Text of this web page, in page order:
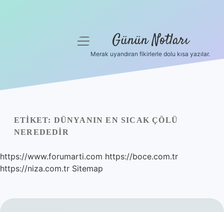
Yasal Uyarı
menüyü
Günün Notları
Merak uyandıran fikirlerle dolu kısa yazılar.
ETIKET: DÜNYANIN EN SICAK ÇÖLÜ
NEREDEDIR
https://www.forumarti.com https://boce.com.tr
https://niza.com.tr Sitemap